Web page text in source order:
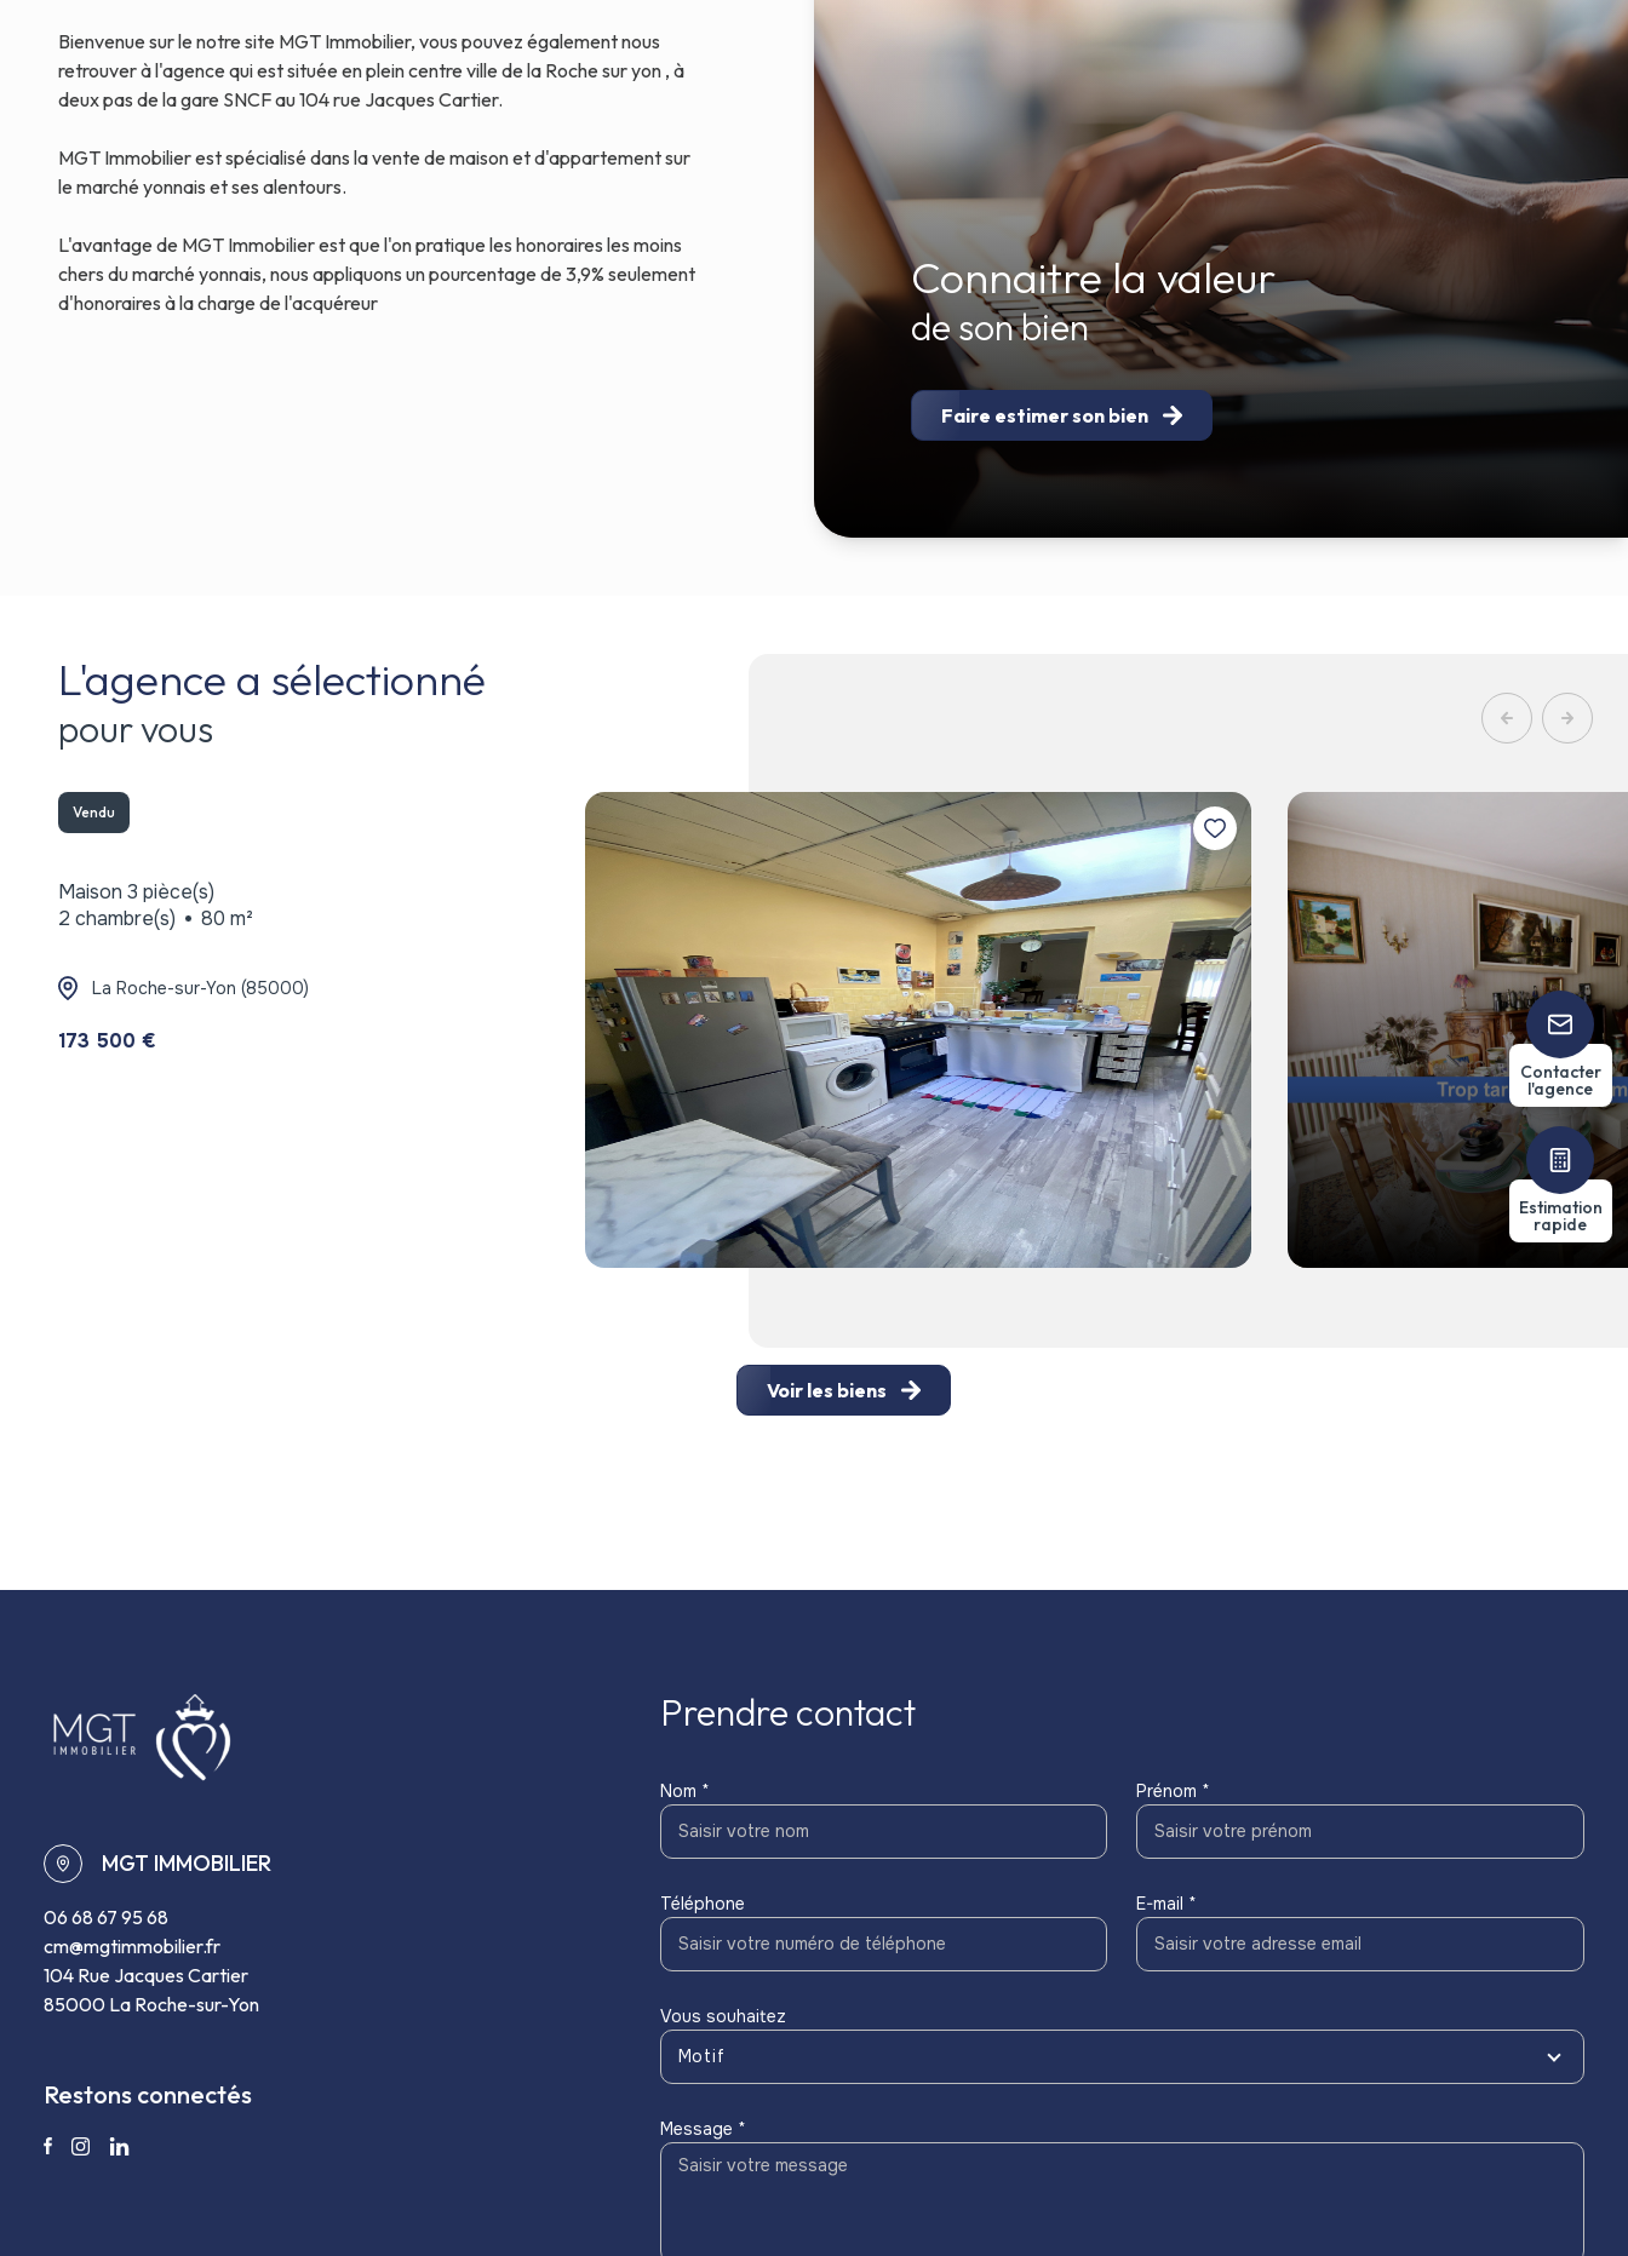
Connaitre la valeur
de son bien
Faire estimer son bien
Bienvenue sur le notre site MGT Immobilier, vous pouvez également nous
retrouver à l'agence qui est située en plein centre ville de la Roche sur yon , à
deux pas de la gare SNCF au 104 rue Jacques Cartier.
MGT Immobilier est spécialisé dans la vente de maison et d'appartement sur
le marché yonnais et ses alentours.
L'avantage de MGT Immobilier est que l'on pratique les honoraires les moins
chers du marché yonnais, nous appliquons un pourcentage de 3,9% seulement
d'honoraires à la charge de l'acquéreur
L'agence a sélectionné
pour vous
Vendu
Maison 3 pièce(s)
2 chambre(s)
80 m²
La Roche-sur-Yon (85000)
173 500 €
4
Voir les biens
Contacter
l'agence
Estimation
rapide
prendre contact
Nom * Prénom *
Téléphone E-mail *
Vous souhaitez
Motif
Message *
MGT IMMOBILIER
06 68 67 95 68
cm@mgtimmobilier.fr
104 Rue Jacques Cartier
85000 La Roche-sur-Yon
restons connectés